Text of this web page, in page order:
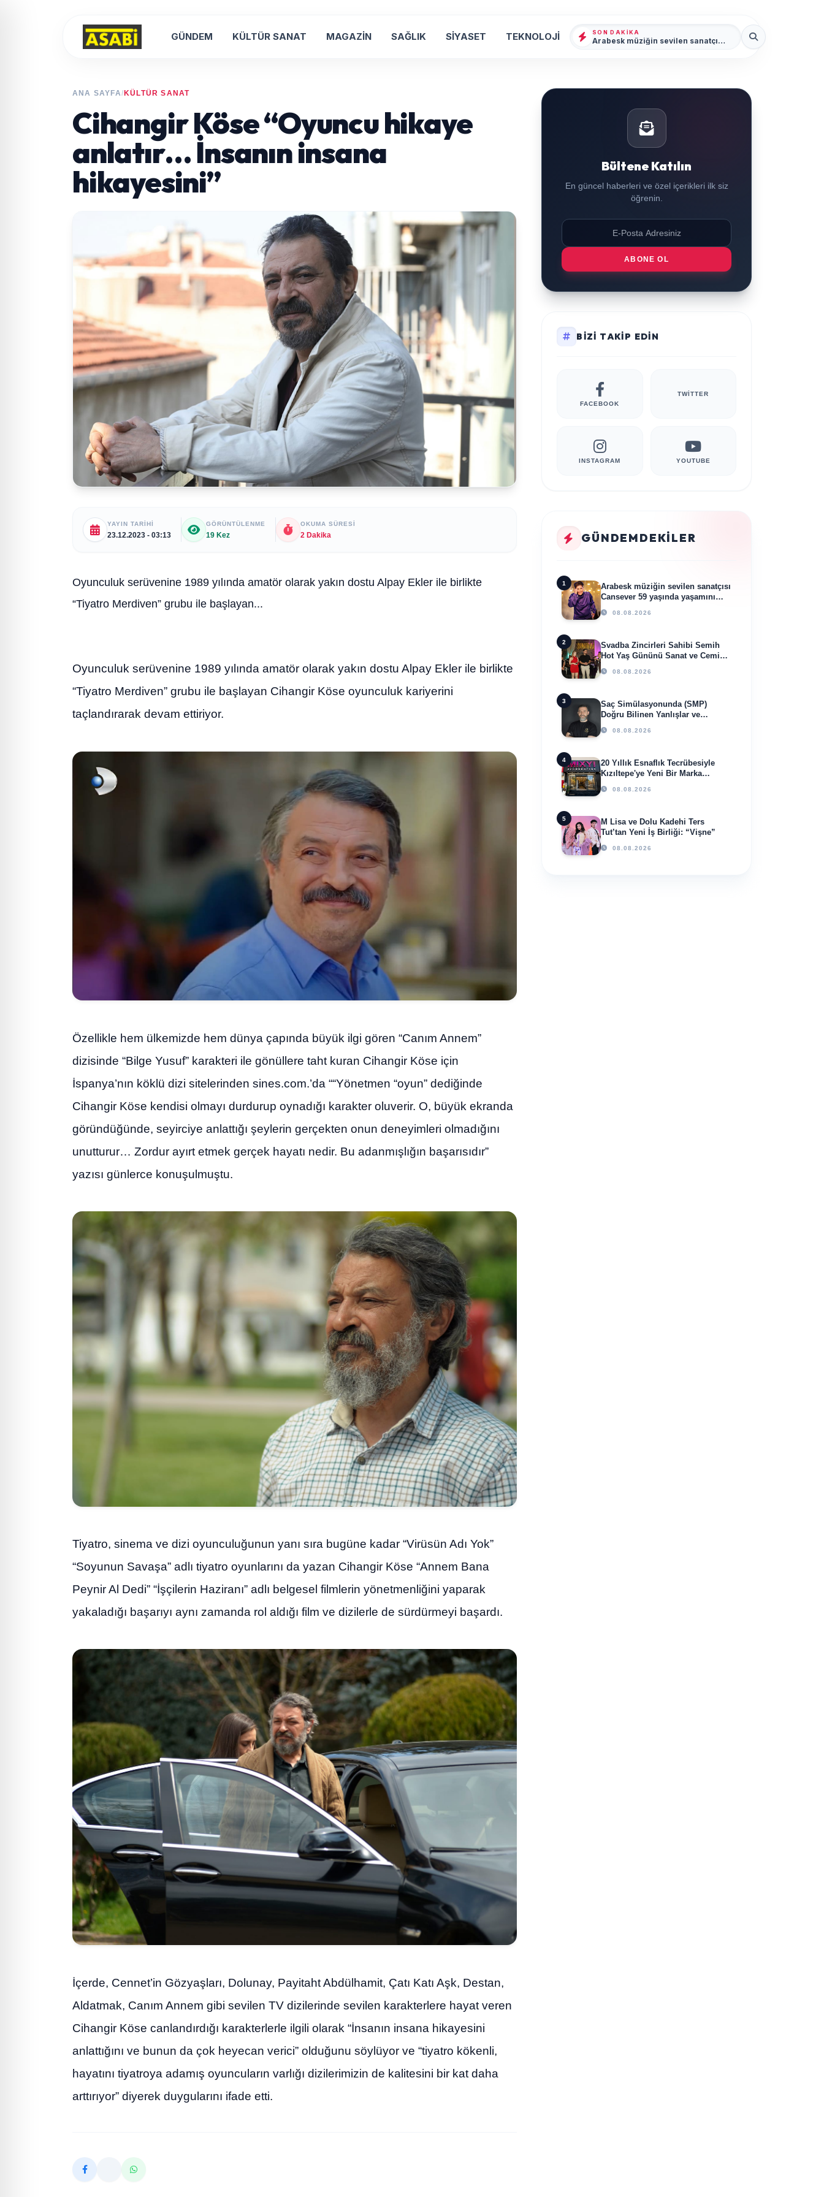
GÜNDEM KÜLTÜR SANAT MAGAZİN SAĞLIK SİYASET TEKNOLOJİ SON DAKIKA
Arabesk müziğin sevilen sanatçısı Cansever 59 yaşında yaşamını yitirdi
ANA SAYFA/ KÜLTÜR SANAT
Cihangir Köse “Oyuncu hikaye
anlatır… İnsanın insana
hikayesini”
YAYIN TARIHI
23.12.2023 - 03:13
GÖRÜNTÜLENME
19 Kez
OKUMA SÜRESI
2 Dakika
Oyunculuk serüvenine 1989 yılında amatör olarak yakın dostu Alpay Ekler ile birlikte
“Tiyatro Merdiven” grubu ile başlayan...
Oyunculuk serüvenine 1989 yılında amatör olarak yakın dostu Alpay Ekler ile birlikte
“Tiyatro Merdiven” grubu ile başlayan Cihangir Köse oyunculuk kariyerini
taçlandırarak devam ettiriyor.
Özellikle hem ülkemizde hem dünya çapında büyük ilgi gören “Canım Annem”
dizisinde “Bilge Yusuf” karakteri ile gönüllere taht kuran Cihangir Köse için
İspanya’nın köklü dizi sitelerinden sines.com.’da ““Yönetmen “oyun” dediğinde
Cihangir Köse kendisi olmayı durdurup oynadığı karakter oluverir. O, büyük ekranda
göründüğünde, seyirciye anlattığı şeylerin gerçekten onun deneyimleri olmadığını
unutturur… Zordur ayırt etmek gerçek hayatı nedir. Bu adanmışlığın başarısıdır”
yazısı günlerce konuşulmuştu.
Tiyatro, sinema ve dizi oyunculuğunun yanı sıra bugüne kadar “Virüsün Adı Yok”
“Soyunun Savaşa” adlı tiyatro oyunlarını da yazan Cihangir Köse “Annem Bana
Peynir Al Dedi” “İşçilerin Haziranı” adlı belgesel filmlerin yönetmenliğini yaparak
yakaladığı başarıyı aynı zamanda rol aldığı film ve dizilerle de sürdürmeyi başardı.
İçerde, Cennet’in Gözyaşları, Dolunay, Payitaht Abdülhamit, Çatı Katı Aşk, Destan,
Aldatmak, Canım Annem gibi sevilen TV dizilerinde sevilen karakterlere hayat veren
Cihangir Köse canlandırdığı karakterlerle ilgili olarak “İnsanın insana hikayesini
anlattığını ve bunun da çok heyecan verici” olduğunu söylüyor ve “tiyatro kökenli,
hayatını tiyatroya adamış oyuncuların varlığı dizilerimizin de kalitesini bir kat daha
arttırıyor” diyerek duygularını ifade etti.
Bültene Katılın
En güncel haberleri ve özel içerikleri ilk siz
öğrenin.
ABONE OL
BIZI TAKIP EDIN
FACEBOOK
TWITTER
INSTAGRAM YOUTUBE
GÜNDEMDEKILER
1
Arabesk müziğin sevilen sanatçısı
Cansever 59 yaşında yaşamını
yitirdi
08.08.2026
2
Svadba Zincirleri Sahibi Semih
Hot Yaş Gününü Sanat ve Cemiyet
Dünyasının Ünlü İsimleriyle
Kutladı!
08.08.2026
3
Saç Simülasyonunda (SMP)
Doğru Bilinen Yanlışlar ve
Sektörün Geleceği: Onur Akdeniz
ile Özel Röportaj
08.08.2026
4
20 Yıllık Esnaflık Tecrübesiyle
Kızıltepe'ye Yeni Bir Marka
Kazandırdı
08.08.2026
5
M Lisa ve Dolu Kadehi Ters
Tut’tan Yeni İş Birliği: “Vişne”
08.08.2026